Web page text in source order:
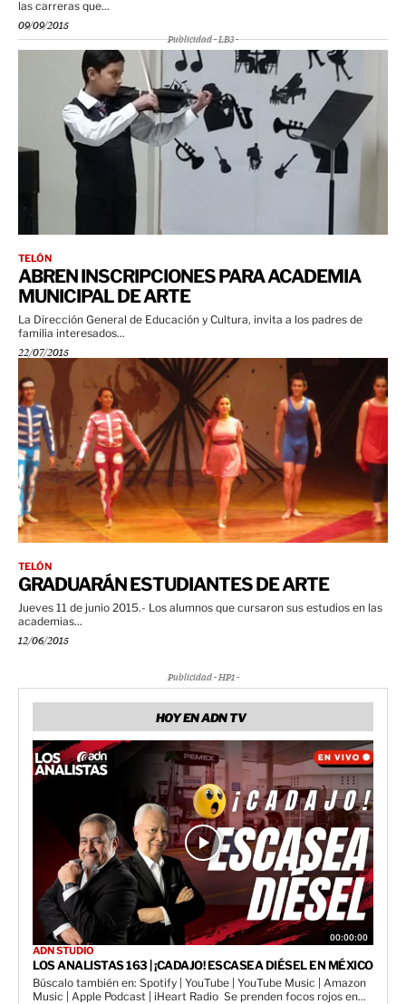
las carreras que...
09/09/2015
Publicidad - LB3 -
TELÓN
ABREN INSCRIPCIONES PARA ACADEMIA
MUNICIPAL DE ARTE
La Dirección General de Educación y Cultura, invita a los padres de
familia interesados...
22/07/2015
TELÓN
GRADUARÁN ESTUDIANTES DE ARTE
Jueves 11 de junio 2015.- Los alumnos que cursaron sus estudios en las
academias...
12/06/2015
Publicidad - HP1 -
HOY EN ADN TV
00:00:00
ADN STUDIO
LOS ANALISTAS 163 | ¡CADAJO! ESCASEA DIÉSEL EN MÉXICO
Búscalo también en: Spotify | YouTube | YouTube Music | Amazon
Music | Apple Podcast | iHeart Radio Se prenden focos rojos en...